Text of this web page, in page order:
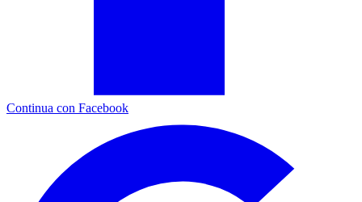
Continua con Facebook